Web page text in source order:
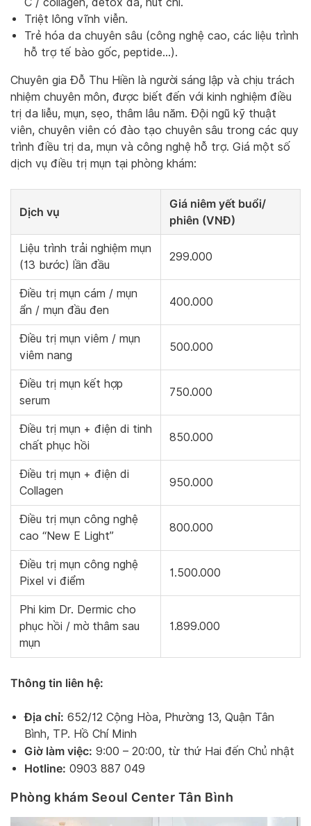
Triệt lông vĩnh viễn.
Trẻ hóa da chuyên sâu (công nghệ cao, các liệu trình
hỗ trợ tế bào gốc, peptide…).
Chuyên gia Đỗ Thu Hiền là người sáng lập và chịu trách
nhiệm chuyên môn, được biết đến với kinh nghiệm điều
trị da liễu, mụn, sẹo, thâm lâu năm. Đội ngũ kỹ thuật
viên, chuyên viên có đào tạo chuyên sâu trong các quy
trình điều trị da, mụn và công nghệ hỗ trợ. Giá một số
dịch vụ điều trị mụn tại phòng khám:
Dịch vụ
Giá niêm yết buổi/
phiên (VNĐ)
Liệu trình trải nghiệm mụn
(13 bước) lần đầu
299.000
Điều trị mụn cám / mụn
ẩn / mụn đầu đen
400.000
Điều trị mụn viêm / mụn
viêm nang
500.000
Điều trị mụn kết hợp
serum
750.000
Điều trị mụn + điện di tinh
chất phục hồi
850.000
Điều trị mụn + điện di
Collagen
950.000
Điều trị mụn công nghệ
cao “New E Light”
800.000
Điều trị mụn công nghệ
Pixel vi điểm
1.500.000
Phi kim Dr. Dermic cho
phục hồi / mờ thâm sau
mụn
1.899.000
Thông tin liên hệ:
Địa chỉ: 652/12 Cộng Hòa, Phường 13, Quận Tân
Bình, TP. Hồ Chí Minh
Giờ làm việc: 9:00 – 20:00, từ thứ Hai đến Chủ nhật
Hotline: 0903 887 049
Phòng khám Seoul Center Tân Bình